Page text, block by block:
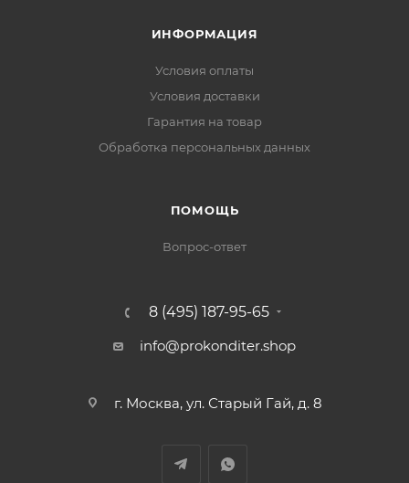
ИНФОРМАЦИЯ
Условия оплаты
Условия доставки
Гарантия на товар
Обработка персональных данных
ПОМОЩЬ
Вопрос-ответ
8 (495) 187-95-65
info@prokonditer.shop
г. Москва, ул. Старый Гай, д. 8